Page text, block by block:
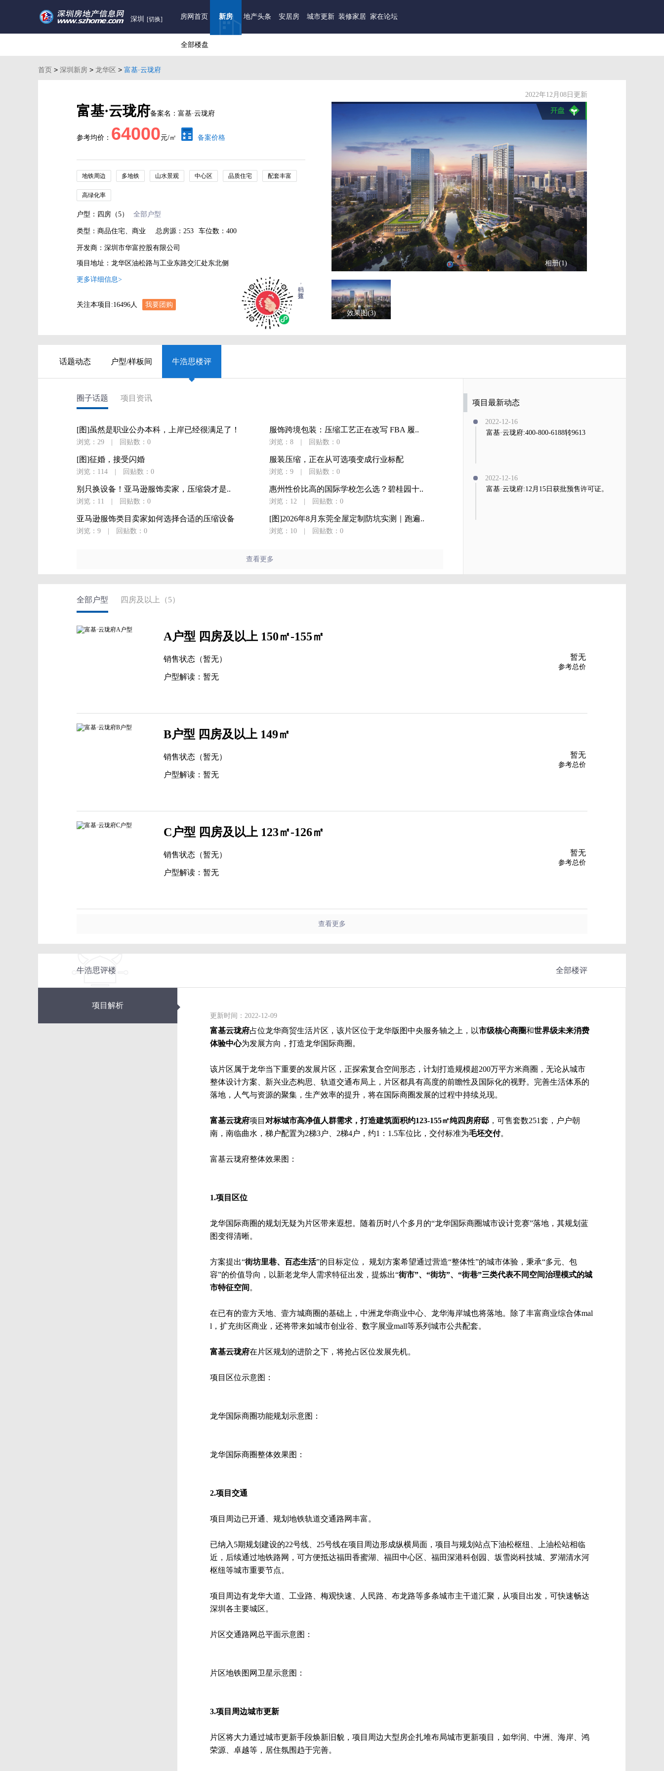
深圳 [切换] 房网首页 新房 地产头条 安居房 城市更新 装修家居 家在论坛
全部楼盘
首页 > 深圳新房 > 龙华区 > 富基·云珑府
2022年12月08日更新
富基·云珑府备案名：富基·云珑府
参考均价： 64000元/㎡ 备案价格
地铁周边 多地铁 山水景观 中心区 品质住宅 配套丰富
高绿化率
户型：四房（5） 全部户型
类型：商品住宅、商业 总房源：253 车位数：400
开发商：深圳市华富控股有限公司
项目地址：龙华区油松路与工业东路交汇处东北侧
更多详细信息>
关注本项目:16496人 我要团购
相册(1)
效果图(3)
扫码，直达拨打
话题动态 户型/样板间
牛浩思楼评
◆
圈子话题 项目资讯
[图]虽然是职业公办本科，上岸已经很满足了！
浏览：29 回贴数：0
[图]征婚，接受闪婚
浏览：114 回贴数：0
别只换设备！亚马逊服饰卖家，压缩袋才是..
浏览：11 回贴数：0
亚马逊服饰类目卖家如何选择合适的压缩设备
浏览：9 回贴数：0
服饰跨境包装：压缩工艺正在改写 FBA 履..
浏览：8 回贴数：0
服装压缩，正在从可选项变成行业标配
浏览：9 回贴数：0
惠州性价比高的国际学校怎么选？碧桂园十..
浏览：12 回贴数：0
[图]2026年8月东莞全屋定制防坑实测｜跑遍..
浏览：10 回贴数：0
查看更多
项目最新动态
2022-12-16
富基·云珑府:400-800-6188转9613
2022-12-16
富基·云珑府:12月15日获批预售许可证。
全部户型 四房及以上（5）
A户型 四房及以上 150㎡-155㎡
销售状态（暂无）
户型解读：暂无
暂无
参考总价
B户型 四房及以上 149㎡
销售状态（暂无）
户型解读：暂无
暂无
参考总价
C户型 四房及以上 123㎡-126㎡
销售状态（暂无）
户型解读：暂无
暂无
参考总价
查看更多
牛浩思评楼 全部楼评
项目解析 ◆
更新时间：2022-12-09
富基云珑府占位龙华商贸生活片区，该片区位于龙华版图中央服务轴之上，以市级核心商圈和世界级未来消费
体验中心为发展方向，打造龙华国际商圈。
该片区属于龙华当下重要的发展片区，正探索复合空间形态，计划打造规模超200万平方米商圈，无论从城市
整体设计方案、新兴业态构思、轨道交通布局上，片区都具有高度的前瞻性及国际化的视野。完善生活体系的
落地，人气与资源的聚集，生产效率的提升，将在国际商圈发展的过程中持续兑现。
富基云珑府项目 对标城市高净值人群需求，打造建筑面积约123-155㎡纯四房府邸 ，可售套数251套，户户朝
南，南临曲水，梯户配置为2梯3户、2梯4户，约1：1.5车位比，交付标准为毛坯交付。
富基云珑府整体效果图：
1.项目区位
龙华国际商圈的规划无疑为片区带来遐想。随着历时八个多月的“龙华国际商圈城市设计竞赛”落地，其规划蓝
图变得清晰。
方案提出“街坊里巷、百态生活”的目标定位， 规划方案希望通过营造“整体性”的城市体验，秉承“多元、包
容”的价值导向，以新老龙华人需求特征出发，提炼出“街市”、“街坊”、“街巷”三类代表不同空间治理模式的城
市特征空间 。
在已有的壹方天地、壹方城商圈的基础上，中洲龙华商业中心、龙华海岸城也将落地。除了丰富商业综合体mal
l，扩充街区商业，还将带来如城市创业谷、数字展业mall等系列城市公共配套。
富基云珑府在片区规划的进阶之下，将抢占区位发展先机。
项目区位示意图：
龙华国际商圈功能规划示意图：
龙华国际商圈整体效果图：
2.项目交通
项目周边已开通、规划地铁轨道交通路网丰富。
已纳入5期规划建设的22号线、25号线在项目周边形成纵横局面，项目与规划站点下油松枢纽、上油松站相临
近，后续通过地铁路网，可方便抵达福田香蜜湖、福田中心区、福田深港科创园、坂雪岗科技城、罗湖清水河
枢纽等城市重要节点。
项目周边有龙华大道、工业路、梅观快速、人民路、布龙路等多条城市主干道汇聚，从项目出发，可快速畅达
深圳各主要城区。
片区交通路网总平面示意图：
片区地铁图网卫星示意图：
3.项目周边城市更新
片区将大力通过城市更新手段焕新旧貌，项目周边大型房企扎堆布局城市更新项目，如华润、中洲、海岸、鸿
荣源、卓越等，居住氛围趋于完善。